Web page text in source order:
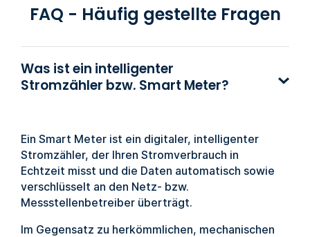
FAQ - Häufig gestellte Fragen
Was ist ein intelligenter
Stromzähler bzw. Smart Meter?
Ein Smart Meter ist ein digitaler, intelligenter
Stromzähler, der Ihren Stromverbrauch in
Echtzeit misst und die Daten automatisch sowie
verschlüsselt an den Netz- bzw.
Messstellenbetreiber überträgt.
Im Gegensatz zu herkömmlichen, mechanischen